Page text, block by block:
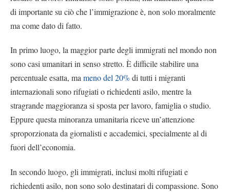
di importante su ciò che l’immigrazione è, non solo moralmente
ma come dato di fatto.
In primo luogo, la maggior parte degli immigrati nel mondo non
sono casi umanitari in senso stretto. È difficile stabilire una
percentuale esatta, mameno del 20%di tutti i migranti
internazionali sono rifugiati o richiedenti asilo, mentre la
stragrande maggioranza si sposta per lavoro, famiglia o studio.
Eppure questa minoranza umanitaria riceve un’attenzione
sproporzionata da giornalisti e accademici, specialmente al di
fuori dell’economia.
In secondo luogo, gli immigrati, inclusi molti rifugiati e
richiedenti asilo, non sono solo destinatari di compassione. Sono